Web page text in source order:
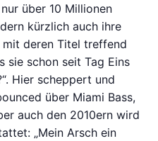
über 10 Millionen
kürzlich auch ihre
deren Titel treffend
sie schon seit Tag Eins
Hier scheppert und
über Miami Bass,
auch den 2010ern wird
„Mein Arsch ein